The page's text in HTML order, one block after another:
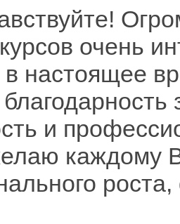
очень
в настоящее
и
каждому